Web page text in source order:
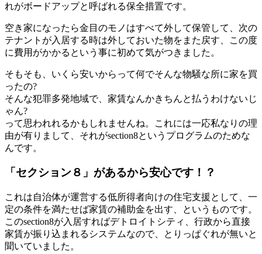
れがボードアップと呼ばれる保全措置です。
空き家になったら金目のモノはすべて外して保管して、次の
テナントが入居する時は外しておいた物をまた戻す、この度
に費用がかかるという事に初めて気がつきました。
そもそも、いくら安いからって何でそんな物騒な所に家を買
ったの?
そんな犯罪多発地域で、家賃なんかきちんと払うわけないじ
ゃん?
って思われれるかもしれませんね。これには一応私なりの理
由が有りまして、それがsection8というプログラムのためな
んです。
「セクション８」があるから安心です！？
これは自治体が運営する低所得者向けの住宅支援として、一
定の条件を満たせば家賃の補助金を出す、というものです。
このsection8が入居すればデトロイトシティ、行政から直接
家賃が振り込まれるシステムなので、とりっぱぐれが無いと
聞いていました。